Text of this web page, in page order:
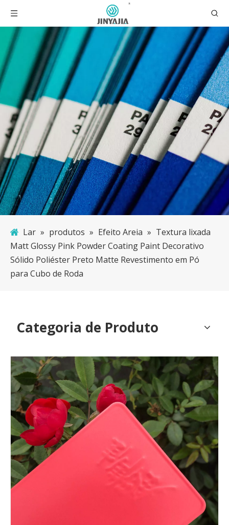
Lar » produtos » Efeito Areia » Textura lixada
Matt Glossy Pink Powder Coating Paint Decorativo
Sólido Poliéster Preto Matte Revestimento em Pó
para Cubo de Roda
Categoria de Produto